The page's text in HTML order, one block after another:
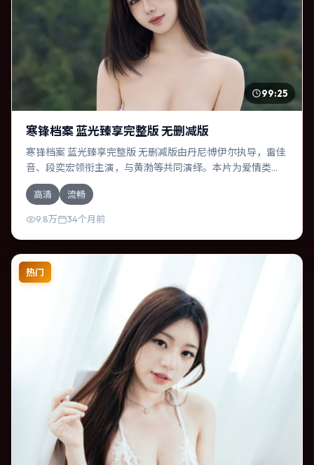
99:25
寒锋档案 蓝光臻享完整版 无删减版
寒锋档案 蓝光臻享完整版 无删减版由丹尼·博伊尔执导，雷佳
音、段奕宏领衔主演，与黄渤等共同演绎。本片为爱情类
型，主要班底与取景来自法国。人工智能介入司法审判，人
性边界遭遇拷问。影片整体气质浓烈，节奏紧凑，人物动机
清晰，适合喜欢强情节与细腻表演的观众。
高清 流畅
9.8万 34个月前
热门